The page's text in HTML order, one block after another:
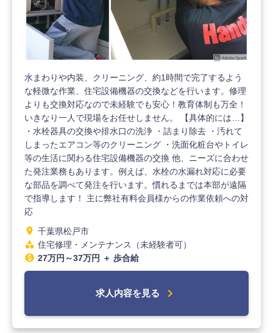
水まわりや内装、クリーニング、約1時間で完了するよう
な軽微な作業、住宅設備機器の交換などを行います。修理
よりも交換対応なので未経験でも安心！教育体制も万全！
いきなり一人で現場をお任せしません。 【具体的には…】
・水栓器具の交換や排水口の洗浄 ・詰まり除去 ・汚れて
しまったエアコン等のクリーニング ・洗面化粧台やトイレ
等の生活に関わる住宅設備機器の交換 他、ニーズに合わせ
た発注業務もあります。例えば、水栓の水漏れ対応に必要
な部品を調べて発注を行います。慣れるまでは本部が遠隔
で指導します！ 主に弊社有料会員様からの作業依頼への対
応
location_on 千葉県松戸市
category 住宅修理・メンテナンス（未経験者可）
monetization_on 27万円～37万円 ＋ 歩合給
求人内容を見る chevron_right